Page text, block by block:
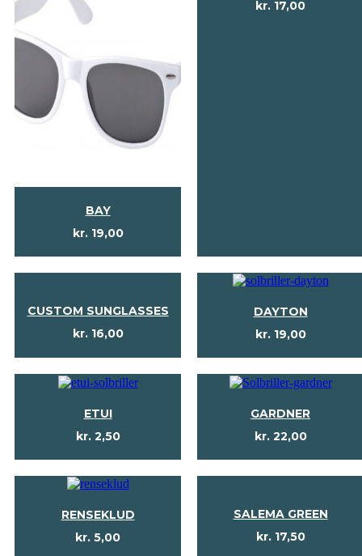
BAY
kr.19,00
kr. 17,00
CUSTOM SUNGLASSES
kr.16,00
DAYTON
kr.19,00
ETUI
kr.2,50
GARDNER
kr.22,00
RENSEKLUD
kr. 5,00
SALEMA GREEN
kr.17,50